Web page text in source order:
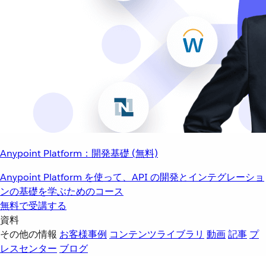
Anypoint Platform：開発基礎 (無料)
Anypoint Platform を使って、API の開発とインテグレーショ
ンの基礎を学ぶためのコース
無料で受講する
資料
その他の情報 お客様事例 コンテンツライブラリ 動画記事 プ
レスセンター ブログ